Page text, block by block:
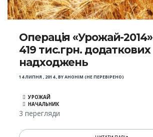
Операція «Урожай-
419 тис.грн. додаткових
надходжень
14 ЛИПНЯ , 2014,BYАНОНІМ (НЕ ПЕРЕВІРЕНО)
УРОЖАЙ
НАЧАЛЬНИК
3 перегляди